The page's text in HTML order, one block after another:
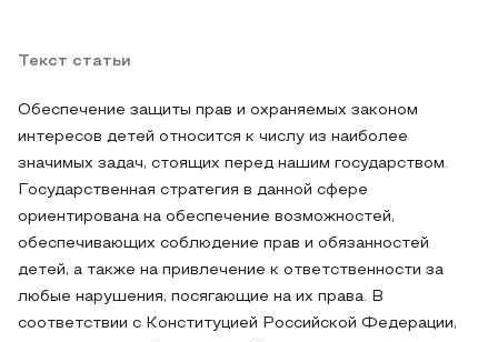
Текст статьи
Обеспечение защиты прав и охраняемых законом
интересов детей относится к числу из наиболее
значимых задач, стоящих перед нашим государством.
Государственная стратегия в данной сфере
ориентирована на обеспечение возможностей,
обеспечивающих соблюдение прав и обязанностей
детей, а также на привлечение к ответственности за
любые нарушения, посягающие на их права. В
соответствии с Конституцией Российской Федерации,